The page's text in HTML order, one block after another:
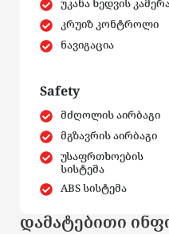
უკანა ხედვის
კრუიზ კონტროლი
ნავიგაცია
Safety
მძღოლის აირბაგი
მგზავრის აირბაგი
უსაფრთხოების
სისტემა
ABS სისტემა
დამატებითი